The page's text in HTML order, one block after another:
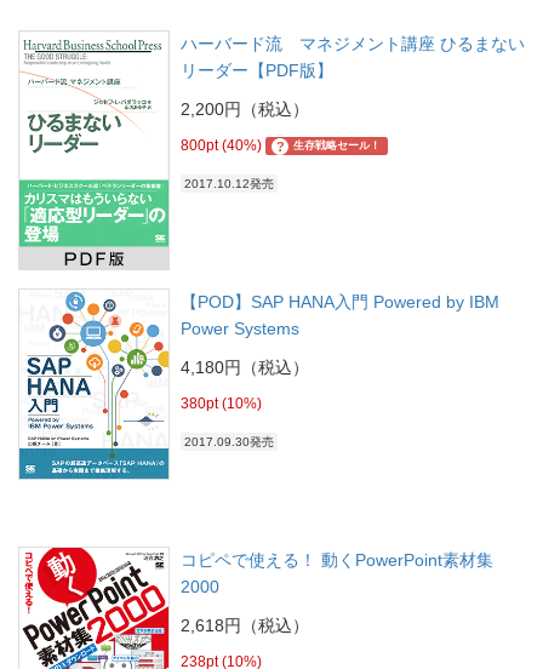
ハーバード流 マネジメント講座 ひるまない
リーダー【PDF版】
2,200円（税込）
800pt (40%) ? 生存戦略セール！
2017.10.12発売
【POD】SAP HANA入門 Powered by IBM
Power Systems
4,180円（税込）
380pt (10%)
2017.09.30発売
コピペで使える！ 動くPowerPoint素材集
2000
2,618円（税込）
238pt (10%)